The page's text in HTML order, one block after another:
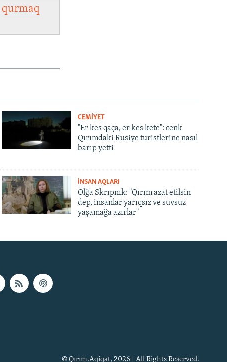
qurmaq
CEMİYET
"Er kes qaça, er kes kete": cenk
Qırımdaki Rusiye turistlerine nasıl
barıp yetti
İNSAN AQLARI
Olğa Skrıpnık: "Qırım azat etilsin
dep, insanlar yarıqsız ve suvsuz
yaşamağa azırlar"
© Qırım.Aqiqat, 2026 | All Rights Reserved.